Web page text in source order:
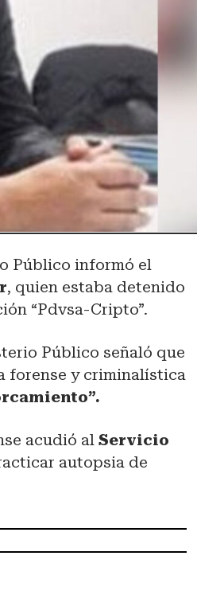
Público informó el
, quien estaba detenido
“Pdvsa-Cripto”.
Público señaló que
forense y criminalística
acudió alServicio
autopsia de